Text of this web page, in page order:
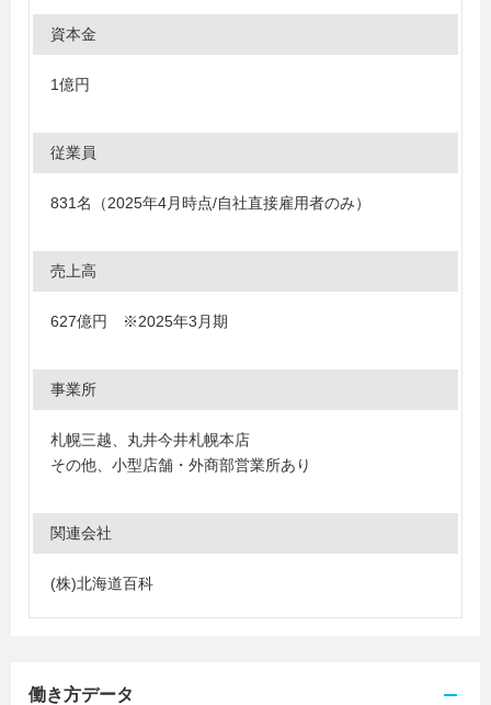
資本金
1億円
従業員
831名（2025年4月時点/自社直接雇用者のみ）
売上高
627億円 ※2025年3月期
事業所
札幌三越、丸井今井札幌本店
その他、小型店舗・外商部営業所あり
関連会社
(株)北海道百科
働き方データ